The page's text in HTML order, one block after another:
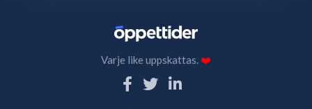
Varje like uppskattas.❤️